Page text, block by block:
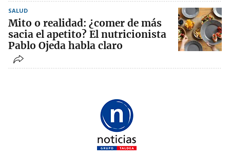
SALUD
Mito o realidad: ¿comer de más
sacia el apetito? El nutricionista
Pablo Ojeda habla claro